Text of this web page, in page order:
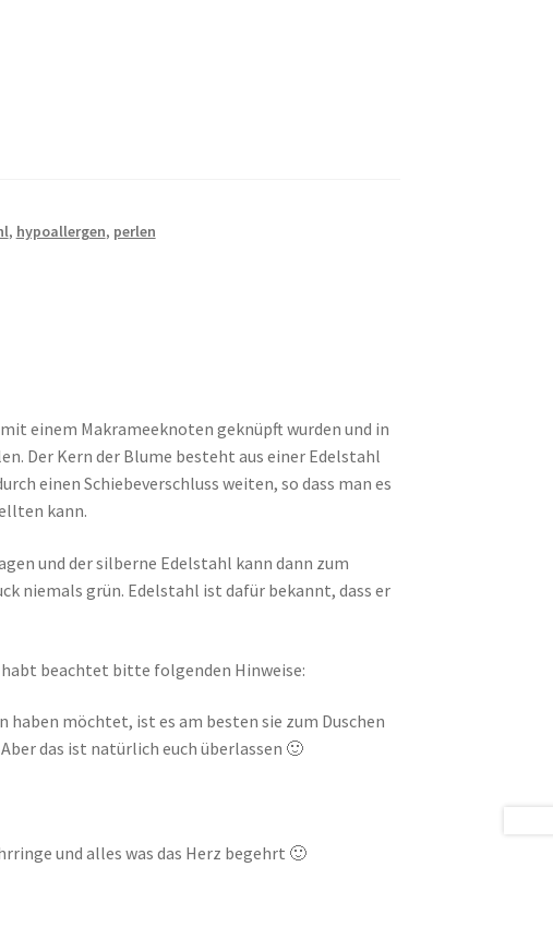
, hypoallergen, perlen
einem Makrameeknoten geknüpft wurden und in
Der Kern der Blume besteht aus einer Edelstahl
einen Schiebeverschluss weiten, so dass man es
kann.
und der silberne Edelstahl kann dann zum
niemals grün. Edelstahl ist dafür bekannt, dass er
beachtet bitte folgenden Hinweise:
haben möchtet, ist es am besten sie zum Duschen
das ist natürlich euch überlassen 🙂
und alles was das Herz begehrt 🙂